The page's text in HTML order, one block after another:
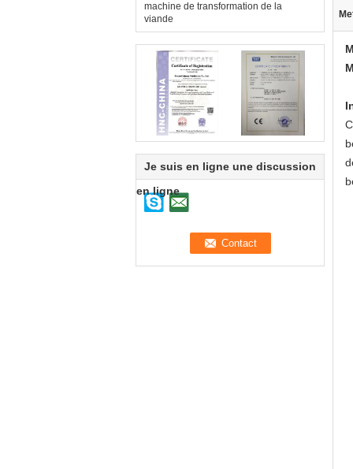
machine de transformation de la
viande
Je suis en ligne une discussion
en ligne